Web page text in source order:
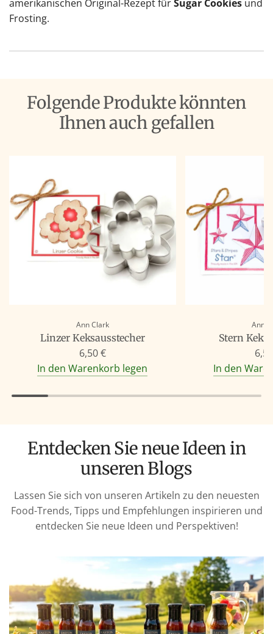
amerikanischen Original-Rezept fürSugar Cookies und
Frosting.
Folgende Produkte könnten
Ihnen auch gefallen
Ann Clark
Linzer Keksausstecher
6,50 €
In den Warenkorb legen
Ann
Stern
In den
Entdecken Sie neue Ideen in
unseren Blogs
Lassen Sie sich von unseren Artikeln zu den neuesten
Food-Trends, Tipps und Empfehlungen inspirieren und
entdecken Sie neue Ideen und Perspektiven!